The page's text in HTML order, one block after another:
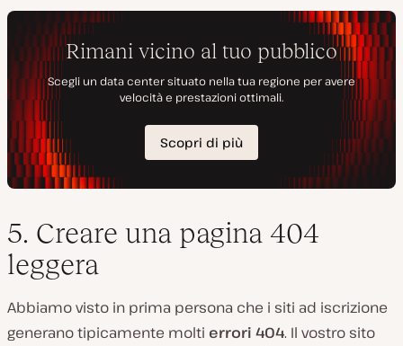
5. Creare una pagina 404
leggera
Abbiamo visto in prima persona che i siti ad iscrizione
generano tipicamente molti errori 404. Il vostro sito